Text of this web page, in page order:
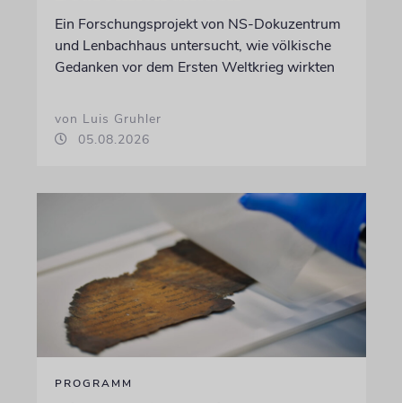
Ein Forschungsprojekt von NS-Dokuzentrum
und Lenbachhaus untersucht, wie völkische
Gedanken vor dem Ersten Weltkrieg wirkten
von Luis Gruhler
05.08.2026
PROGRAMM